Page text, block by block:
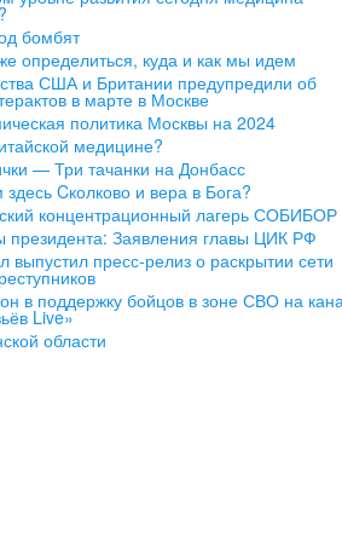
бомбят
определиться, куда и как мы идем
США и Британии предупредили об
в марте в Москве
политика Москвы на 2024
медицине?
— Три тачанки на Донбасс
Cколково и вера в Бога?
концентрационный лагерь СОБИБОР
президента: Заявления главы ЦИК РФ
выпустил пресс-релиз о раскрытии сети
в поддержку бойцов в зоне СВО на
Live»
области